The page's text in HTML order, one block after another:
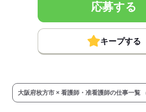
応募する
応募する
キープする
大阪府枚方市 × 看護師・准看護師の仕事一覧